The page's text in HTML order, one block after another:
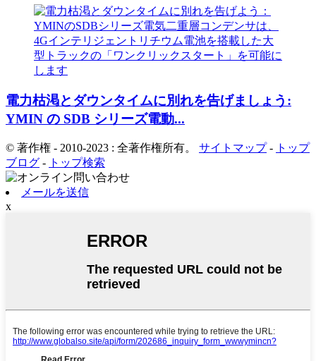
電力枯渇とダウンタイムに別れを告げましょう:
YMIN の SDB シリーズ電動...
© 著作権 - 2010-2023 : 全著作権所有。 サイトマップ- トップ
ブログ - トップ検索
メールを送信
x